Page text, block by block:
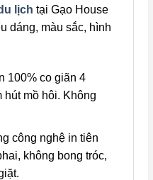
lịch tại Gạo House
dáng, màu sắc, hình
100% co giãn 4
hút mồ hôi. Không
công nghệ in tiên
không bong tróc,